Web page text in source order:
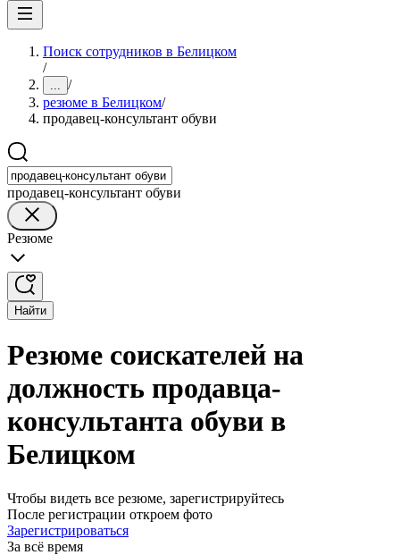
Поиск сотрудников в Белицком
/
... /
резюме в Белицком/
продавец-консультант обуви
продавец-консультант обуви
Резюме
Найти
Резюме соискателей на
должность продавца-
консультанта обуви в
Белицком
Чтобы видеть все резюме, зарегистрируйтесь
После регистрации откроем фото
Зарегистрироваться
За всё время